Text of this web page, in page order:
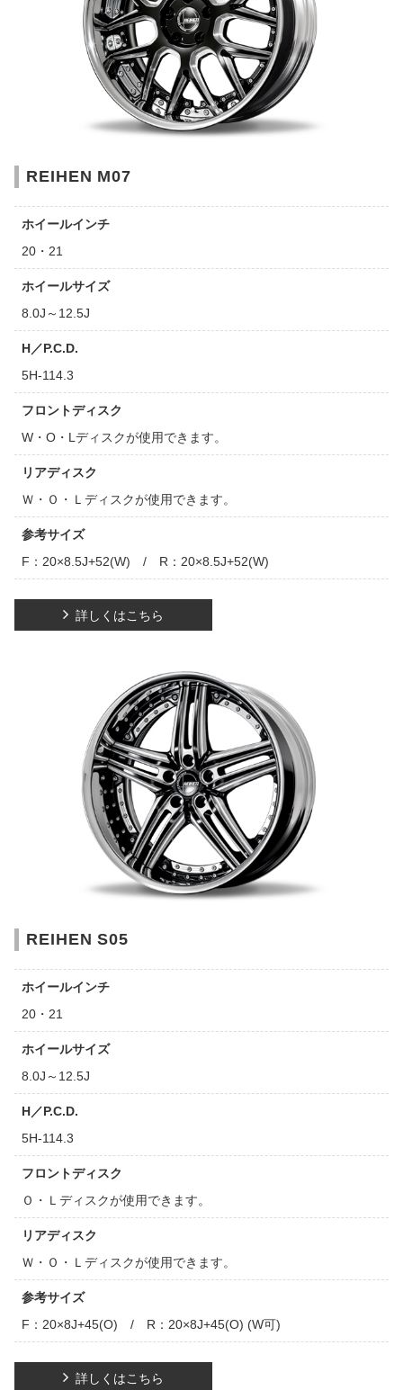
REIHEN M07
ホイールインチ
20・21
ホイールサイズ
8.0J～12.5J
H／P.C.D.
5H-114.3
フロントディスク
W・O・Lディスクが使用できます。
リアディスク
Ｗ・Ｏ・Ｌディスクが使用できます。
参考サイズ
F：20×8.5J+52(W) / R：20×8.5J+52(W)
詳しくはこちら
REIHEN S05
ホイールインチ
20・21
ホイールサイズ
8.0J～12.5J
H／P.C.D.
5H-114.3
フロントディスク
Ｏ・Ｌディスクが使用できます。
リアディスク
Ｗ・Ｏ・Ｌディスクが使用できます。
参考サイズ
F：20×8J+45(O) / R：20×8J+45(O) (W可)
詳しくはこちら